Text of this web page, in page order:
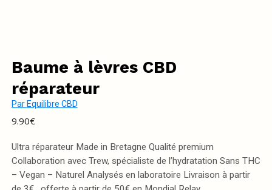
Baume à lèvres CBD
réparateur
Par Equilibre CBD
9.90€
Ultra réparateur Made in Bretagne Qualité premium
Collaboration avec Trew, spécialiste de l’hydratation Sans THC
– Vegan – Naturel Analysés en laboratoire Livraison à partir